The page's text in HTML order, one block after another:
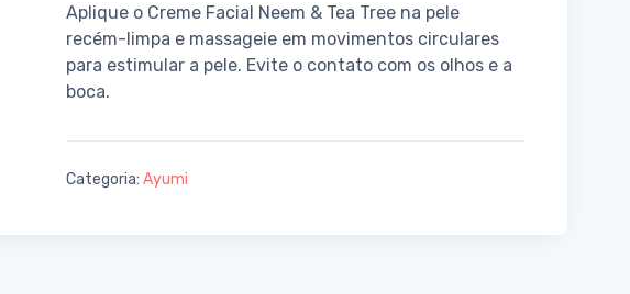
Aplique o Creme Facial Neem & Tea Tree na pele
recém-limpa e massageie em movimentos circulares
para estimular a pele. Evite o contato com os olhos e a
boca.
Categoria: Ayumi